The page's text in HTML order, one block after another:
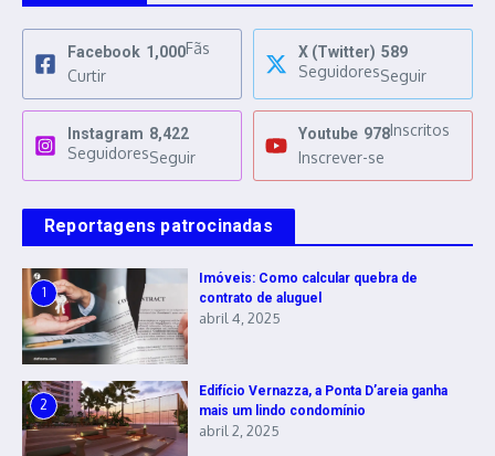
Facebook 1,000Fãs
Curtir
X (Twitter) 589
SeguidoresSeguir
Instagram 8,422
SeguidoresSeguir
Youtube 978Inscritos
Inscrever-se
Reportagens patrocinadas
1
Imóveis: Como calcular quebra de
contrato de aluguel
abril 4, 2025
2
Edifício Vernazza, a Ponta D’areia ganha
mais um lindo condomínio
abril 2, 2025